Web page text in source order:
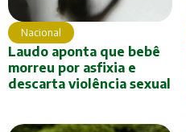
Nacional
Laudo aponta que bebê
morreu por asfixia e
descarta violência sexual